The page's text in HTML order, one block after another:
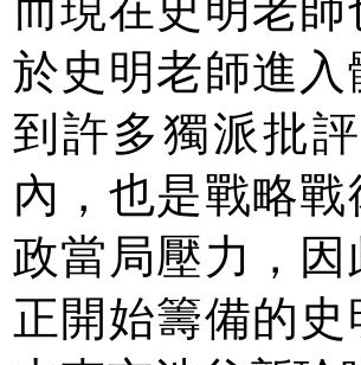
於史明老師進
到許多獨派批
內，也是戰略
政當局壓力，
正開始籌備的